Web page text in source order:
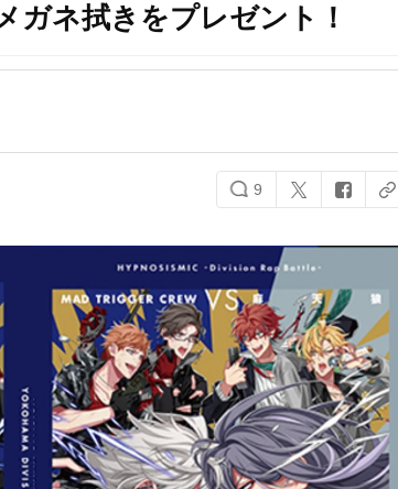
ガネ拭きをプレゼント！
9